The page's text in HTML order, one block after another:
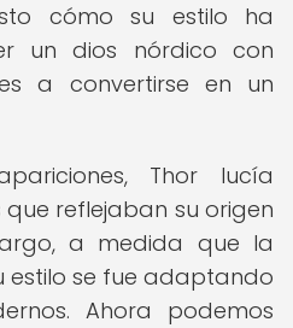
cómo su estilo ha
un dios nórdico con
a convertirse en un
Thor lucía
reflejaban su origen
a medida que la
estilo se fue adaptando
Ahora podemos